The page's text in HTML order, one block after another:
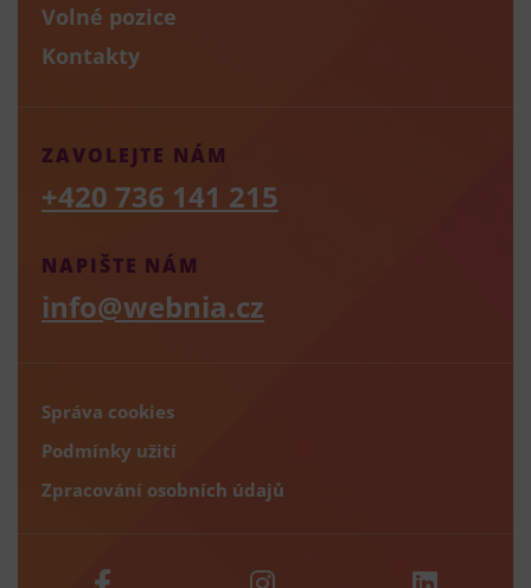
Volné pozice
Kontakty
NAPIŠTE NÁM
info@webnia.cz
ZAVOLEJTE NÁM
+420 736 141 215
Správa cookies
Podmínky užití
Zpracování osobních údajů